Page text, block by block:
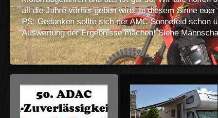
all die Jahre vorher geben wird! In diesem Sinne
PS: Gedanken sollte sich der AMC Sonnefeld schon
Auswertung der Ergebnisse machen! Siehe